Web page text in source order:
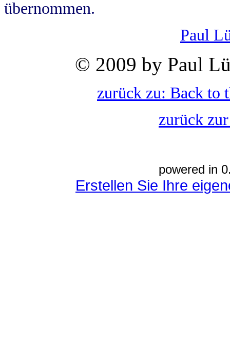
übernommen.
Paul
© 2009 by Paul
zurück zu: Back to
zurück
powered in
Erstellen Sie Ihre